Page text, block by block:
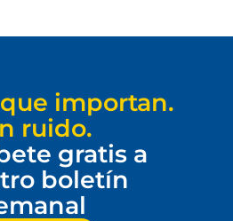
importan.
ruido.
gratis a
boletín